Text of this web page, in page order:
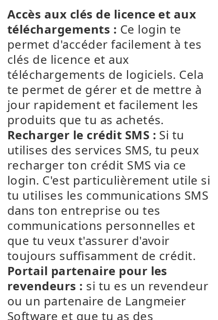
Accès aux clés de licence et aux
téléchargements : Ce login te
permet d'accéder facilement à tes
clés de licence et aux
téléchargements de logiciels. Cela
te permet de gérer et de mettre à
jour rapidement et facilement les
produits que tu as achetés.
Recharger le crédit SMS : Si tu
utilises des services SMS, tu peux
recharger ton crédit SMS via ce
login. C'est particulièrement utile si
tu utilises les communications SMS
dans ton entreprise ou tes
communications personnelles et
que tu veux t'assurer d'avoir
toujours suffisamment de crédit.
Portail partenaire pour les
revendeurs : si tu es un revendeur
ou un partenaire de Langmeier
Software et que tu as des